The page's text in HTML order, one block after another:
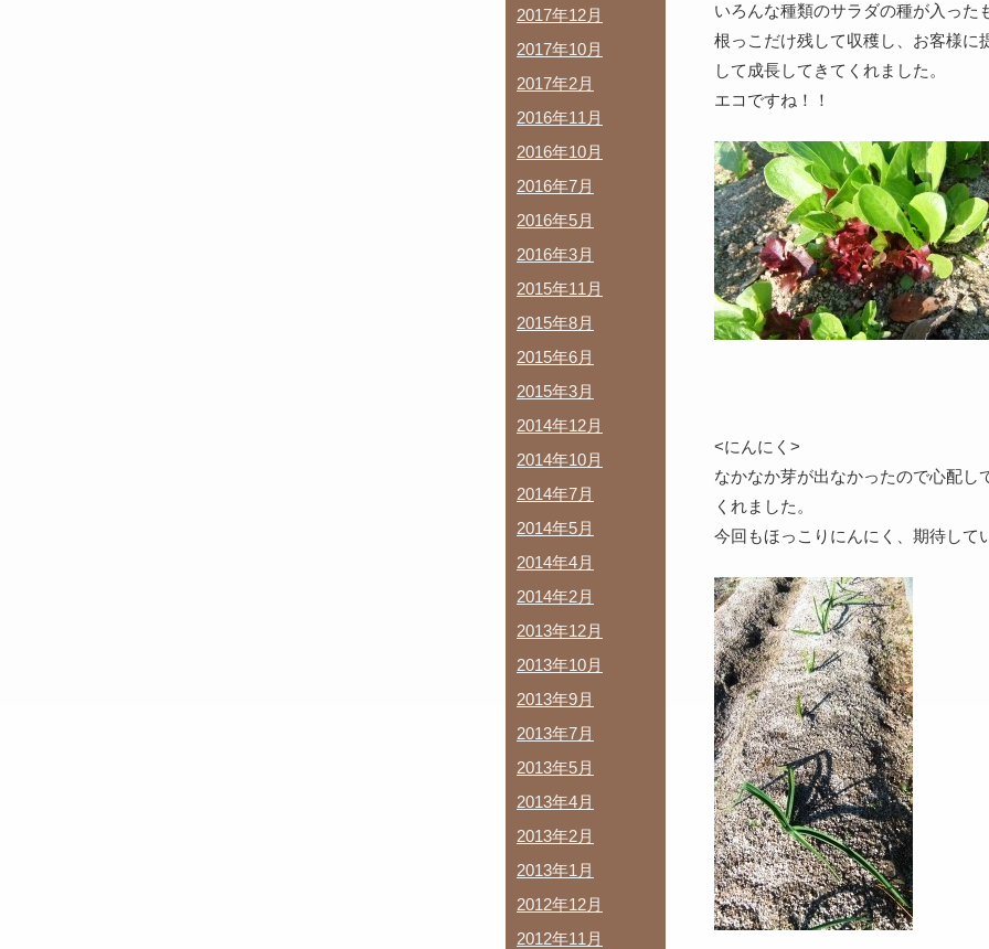
いろんな種類のサラダの種が入った
根っこだけ残して収穫し、お客様に
して成長してきてくれました。
エコですね！！
<にんにく>
なかなか芽が出なかったので心配し
くれました。
今回もほっこりにんにく、期待して
2017年12月
2017年10月
2017年2月
2016年11月
2016年10月
2016年7月
2016年5月
2016年3月
2015年11月
2015年8月
2015年6月
2015年3月
2014年12月
2014年10月
2014年7月
2014年5月
2014年4月
2014年2月
2013年12月
2013年10月
2013年9月
2013年7月
2013年5月
2013年4月
2013年2月
2013年1月
2012年12月
2012年11月